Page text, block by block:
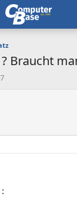
Braucht